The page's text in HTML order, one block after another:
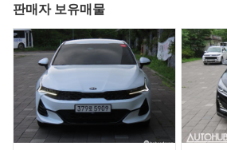
100%실매물임을 이름을 걸고 약속드립니다.
》알려드립니다
저희 풍년자동차는
박리다매 판매 및
전국 가격경쟁으로 인해,
시세대비 저렴하게 판매중입니다.
따라서 중고차 구매시,
판매자 보유매물